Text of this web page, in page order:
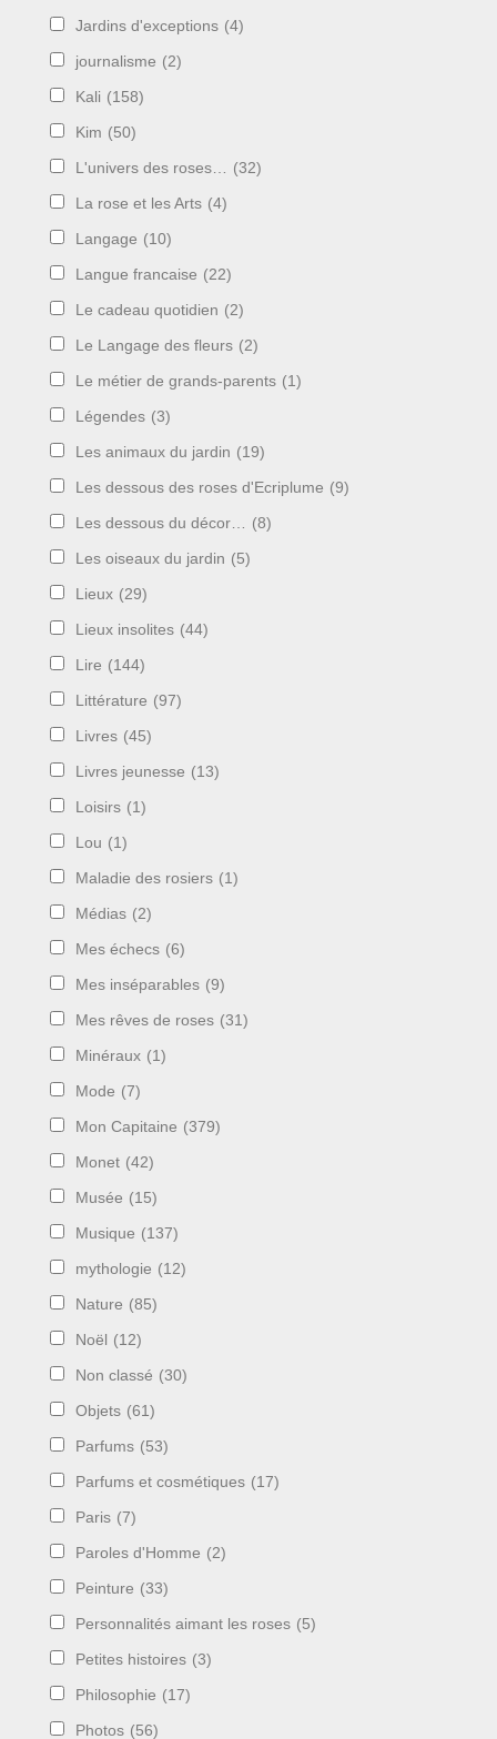
Jardins d'exceptions (4)
journalisme (2)
Kali (158)
Kim (50)
L'univers des roses… (32)
La rose et les Arts (4)
Langage (10)
Langue francaise (22)
Le cadeau quotidien (2)
Le Langage des fleurs (2)
Le métier de grands-parents (1)
Légendes (3)
Les animaux du jardin (19)
Les dessous des roses d'Ecriplume (9)
Les dessous du décor… (8)
Les oiseaux du jardin (5)
Lieux (29)
Lieux insolites (44)
Lire (144)
Littérature (97)
Livres (45)
Livres jeunesse (13)
Loisirs (1)
Lou (1)
Maladie des rosiers (1)
Médias (2)
Mes échecs (6)
Mes inséparables (9)
Mes rêves de roses (31)
Minéraux (1)
Mode (7)
Mon Capitaine (379)
Monet (42)
Musée (15)
Musique (137)
mythologie (12)
Nature (85)
Noël (12)
Non classé (30)
Objets (61)
Parfums (53)
Parfums et cosmétiques (17)
Paris (7)
Paroles d'Homme (2)
Peinture (33)
Personnalités aimant les roses (5)
Petites histoires (3)
Philosophie (17)
Photos (56)